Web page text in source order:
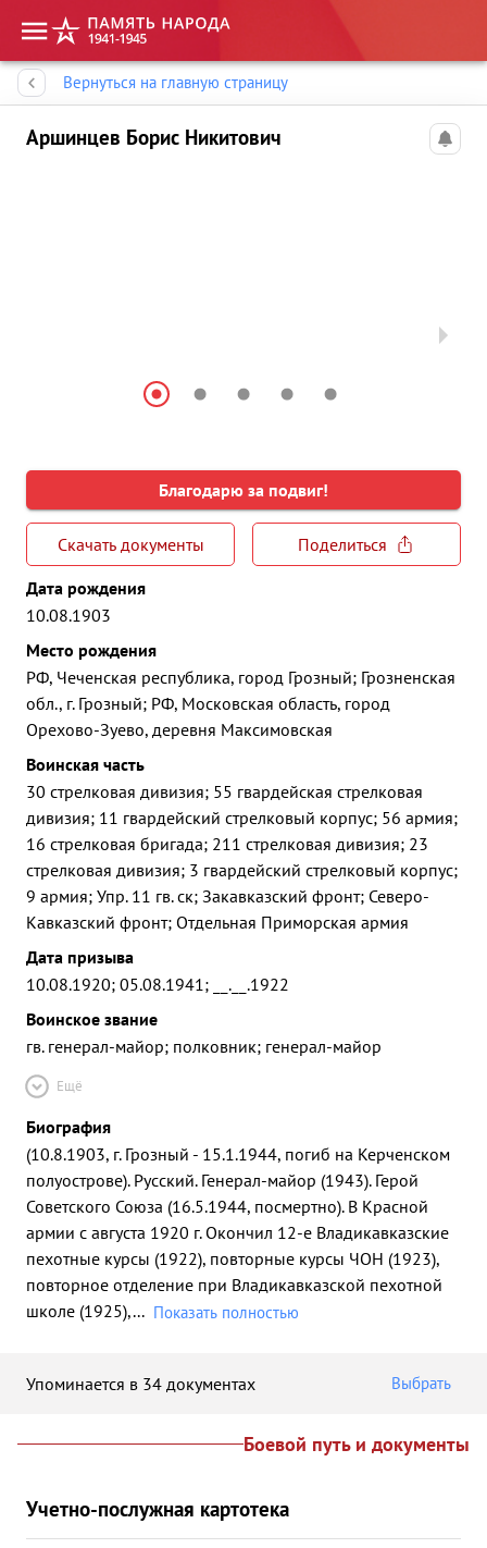
Вернуться на главную страницу
Аршинцев Борис Никитович
Благодарю за подвиг!
Скачать документы
Поделиться
Дата рождения
10.08.1903
Место рождения
РФ, Чеченская республика, город Грозный; Грозненская
обл., г. Грозный; РФ, Московская область, город
Орехово-Зуево, деревня Максимовская
Воинская часть
30 стрелковая дивизия; 55 гвардейская стрелковая
дивизия; 11 гвардейский стрелковый корпус; 56 армия;
16 стрелковая бригада; 211 стрелковая дивизия; 23
стрелковая дивизия; 3 гвардейский стрелковый корпус;
9 армия; Упр. 11 гв. ск; Закавказский фронт; Северо-
Кавказский фронт; Отдельная Приморская армия
Дата призыва
10.08.1920; 05.08.1941; __.__.1922
Воинское звание
гв. генерал-майор; полковник; генерал-майор
Ещё
Биография
(10.8.1903, г. Грозный - 15.1.1944, погиб на Керченском
полуострове). Русский. Генерал-майор (1943). Герой
Советского Союза (16.5.1944, посмертно). В Красной
армии с августа 1920 г. Окончил 12-е Владикавказские
пехотные курсы (1922), повторные курсы ЧОН (1923),
повторное отделение при Владикавказской пехотной
школе (1925),... Показать полностью
Упоминается в 34 документах Выбрать
Боевой путь и документы
Учетно-послужная картотека
Память народа